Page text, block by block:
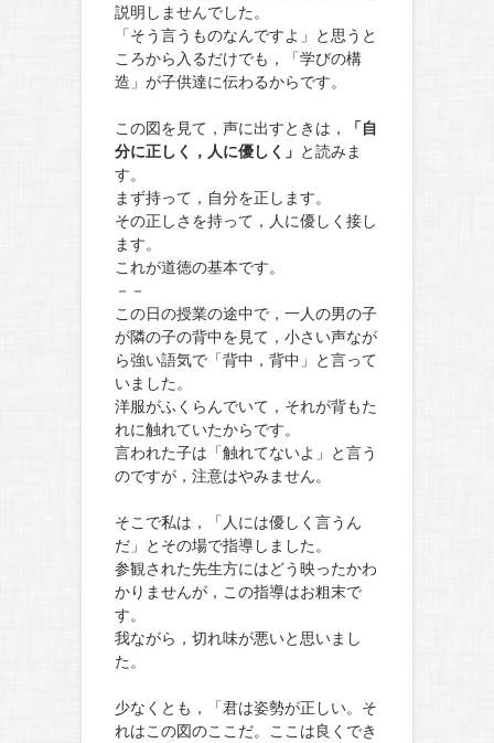
説明しませんでした。
「そう言うものなんですよ」と思うと
ころから入るだけでも，「学びの構
造」が子供達に伝わるからです。
この図を見て，声に出すときは，
「自
分に正しく，人に優しく」 と読みま
す。
まず持って，自分を正します。
その正しさを持って，人に優しく接し
ます。
これが道徳の基本です。
－－
この日の授業の途中で，一人の男の子
が隣の子の背中を見て，小さい声なが
ら強い語気で「背中，背中」と言って
いました。
洋服がふくらんでいて，それが背もた
れに触れていたからです。
言われた子は「触れてないよ」と言う
のですが，注意はやみません。
そこで私は，「人には優しく言うん
だ」とその場で指導しました。
参観された先生方にはどう映ったかわ
かりませんが，この指導はお粗末で
す。
我ながら，切れ味が悪いと思いまし
た。
少なくとも，「君は姿勢が正しい。そ
れはこの図のここだ。ここは良くでき